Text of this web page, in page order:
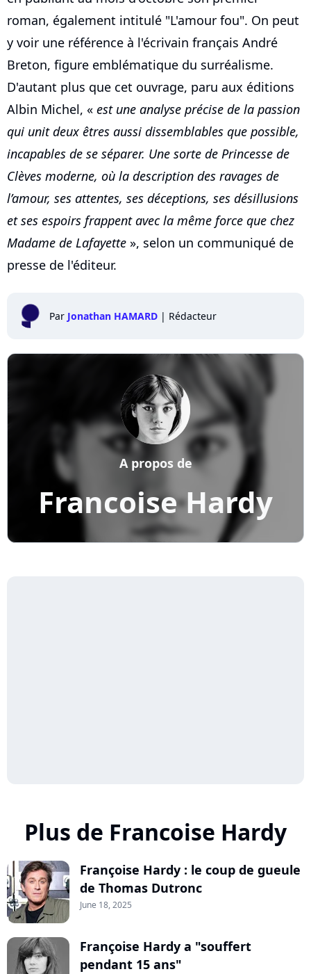
roman, également intitulé "L'amour fou". On peut
y voir une référence à l'écrivain français André
Breton, figure emblématique du surréalisme.
D'autant plus que cet ouvrage, paru aux éditions
Albin Michel, « est une analyse précise de la passion
qui unit deux êtres aussi dissemblables que possible,
incapables de se séparer. Une sorte de Princesse de
Clèves moderne, où la description des ravages de
l’amour, ses attentes, ses déceptions, ses désillusions
et ses espoirs frappent avec la même force que chez
Madame de Lafayette », selon un communiqué de
presse de l'éditeur.
Par Jonathan HAMARD | Rédacteur
Francoise Hardy
A propos de
Plus de Francoise Hardy
Françoise Hardy : le coup de gueule
de Thomas Dutronc
June 18, 2025
Françoise Hardy a "souffert
pendant 15 ans"